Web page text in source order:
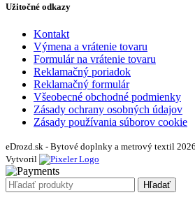
Užitočné odkazy
Kontakt
Výmena a vrátenie tovaru
Formulár na vrátenie tovaru
Reklamačný poriadok
Reklamačný formulár
Všeobecné obchodné podmienky
Zásady ochrany osobných údajov
Zásady používania súborov cookie
eDrozd.sk - Bytové doplnky a metrový textil
Vytvoril
Hľadať